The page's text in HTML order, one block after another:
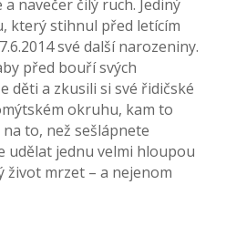
navečer čilý ruch. Jediný
který stihnul před letícím
své další narozeniny.
před bouří svých
děti a zkusili si své řidičské
okruhu, kam to
to, než sešlápnete
udělat jednu velmi hloupou
život mrzet – a nejenom